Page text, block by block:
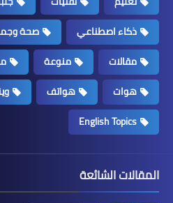
ذكاء اصطناعي
صحة
مقالات
منوعة
هوات
هواتف
English Topics
المقالات الشائعة